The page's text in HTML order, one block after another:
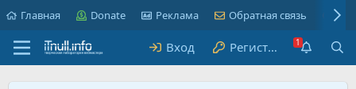
Главная Donate Реклама Обратная связь
Вход Регистрация